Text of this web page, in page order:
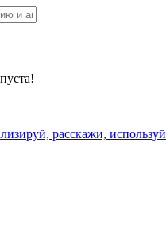
расскажи, используй